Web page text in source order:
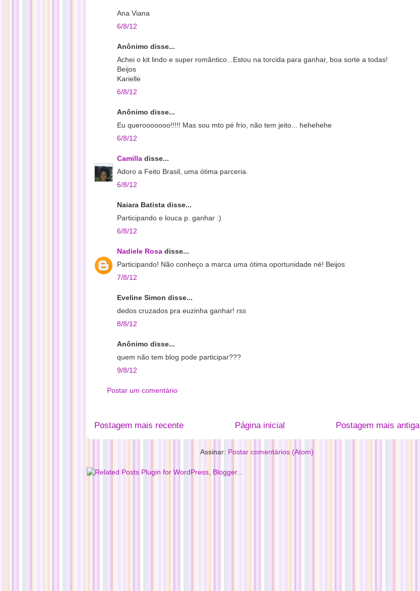
Ana Viana
6/8/12
Anônimo disse...
Achei o kit lindo e super romântico...Estou na torcida para ganhar, boa sorte a todas!
Beijos
Karielle
6/8/12
Anônimo disse...
Eu querooooooo!!!!! Mas sou mto pé frio, não tem jeito... hehehehe
6/8/12
Camilla disse...
Adoro a Feito Brasil, uma ótima parceria.
6/8/12
Naiara Batista disse...
Participando e louca p. ganhar :)
6/8/12
Nadiele Rosa disse...
Participando! Não conheço a marca uma ótima oportunidade né! Beijos
7/8/12
Eveline Simon disse...
dedos cruzados pra euzinha ganhar! rss
8/8/12
Anônimo disse...
quem não tem blog pode participar???
9/8/12
Postar um comentário
Postagem mais recente Postagem mais antiga
Página inicial
Assinar: Postar comentários (Atom)